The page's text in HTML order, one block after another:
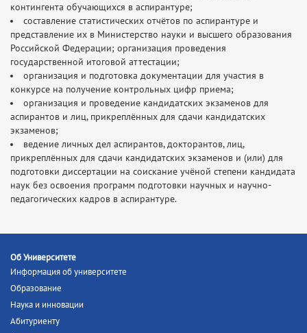
контингента обучающихся в аспирантуре;
составление статистических отчётов по аспирантуре и
представление их в Министерство науки и высшего образования
Российской Федерации; организация проведения
государственной итоговой аттестации;
организация и подготовка документации для участия в
конкурсе на получение контрольных цифр приема;
организация и проведение кандидатских экзаменов для
аспирантов и лиц, прикреплённых для сдачи кандидатских
экзаменов;
ведение личных дел аспирантов, докторантов, лиц,
прикреплённых для сдачи кандидатских экзаменов и (или) для
подготовки диссертации на соискание учёной степени кандидата
наук без освоения программ подготовки научных и научно-
педагогических кадров в аспирантуре.
Об Университете
Информация об университете
Образование
Наука и инновации
Абитуриенту